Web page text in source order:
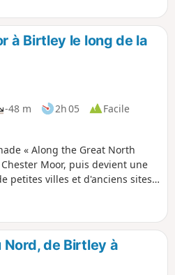
Beamish. Ne rate pas les
qui font référence au passé
la région.
à Birtley le long de la
-48 m 2h 05
Facile
« Along the Great North
Moor, puis devient une
petites villes et d'anciens sites
à travers les bâtiments et les
industrielle de la région.
ferroviaire East Coast
le viaduc de Chester-le-
impressionnante.
de Birtley à